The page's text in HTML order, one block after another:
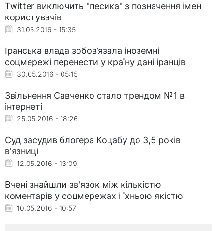
Twitter виключить "песика" з позначення імен
користувачів
31.05.2016 - 15:35
Іранська влада зобов’язала іноземні
соцмережі перенести у країну дані іранців
30.05.2016 - 05:15
Звільнення Савченко стало трендом №1 в
інтернеті
25.05.2016 - 18:26
Суд засудив блогера Коцабу до 3,5 років
в'язниці
12.05.2016 - 13:09
Вчені знайшли зв'язок між кількістю
коментарів у соцмережах і їхньою якістю
10.05.2016 - 10:57